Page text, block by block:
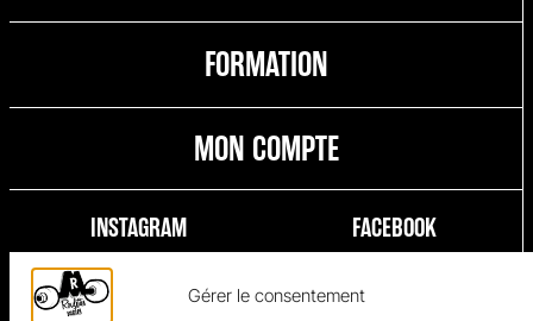
Gérer le consentement
FORMATION
MON COMPTE
INSTAGRAM FACEBOOK